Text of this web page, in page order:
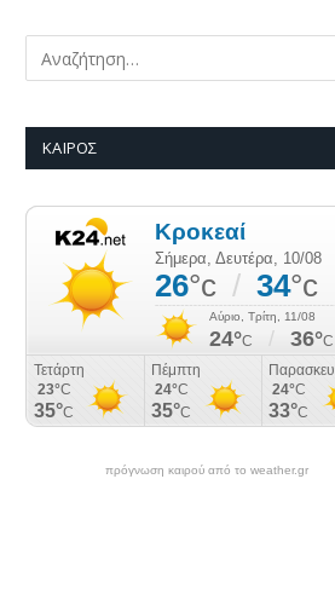
ΚΑΙΡΌΣ
πρόγνωση καιρού από το weather.gr